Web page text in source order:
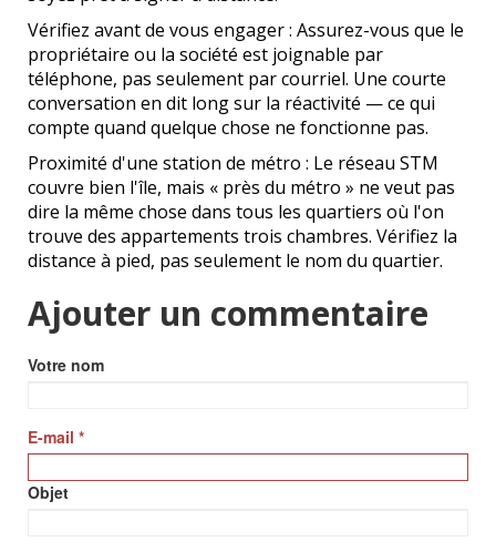
Vérifiez avant de vous engager : Assurez-vous que le
propriétaire ou la société est joignable par
téléphone, pas seulement par courriel. Une courte
conversation en dit long sur la réactivité — ce qui
compte quand quelque chose ne fonctionne pas.
Proximité d'une station de métro : Le réseau STM
couvre bien l'île, mais « près du métro » ne veut pas
dire la même chose dans tous les quartiers où l'on
trouve des appartements trois chambres. Vérifiez la
distance à pied, pas seulement le nom du quartier.
Ajouter un commentaire
Votre nom
E-mail *
Objet